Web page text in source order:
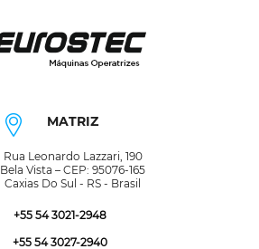
MATRIZ
Rua Leonardo Lazzari, 190
Bela Vista – CEP: 95076-165
Caxias Do Sul - RS - Brasil
+55 54 3021-2948
+55 54 3027-2940